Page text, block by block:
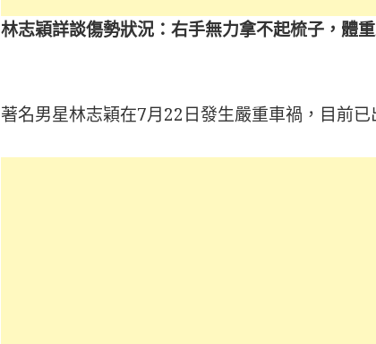
林志穎詳談傷勢狀況：右手無力拿不起梳子，體
著名男星林志穎在7月22日發生嚴重車禍，目前已